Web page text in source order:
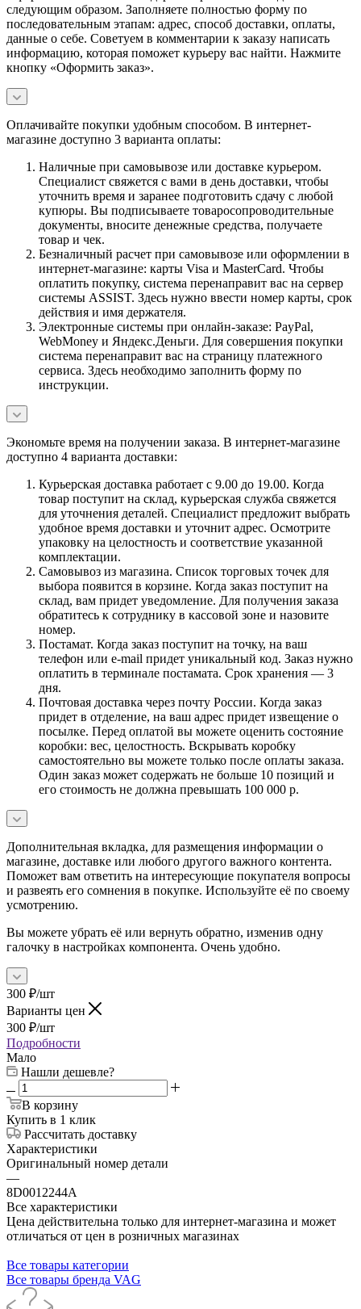
следующим образом. Заполняете полностью форму по
последовательным этапам: адрес, способ доставки, оплаты,
данные о себе. Советуем в комментарии к заказу написать
информацию, которая поможет курьеру вас найти. Нажмите
кнопку «Оформить заказ».
Оплачивайте покупки удобным способом. В интернет-
магазине доступно 3 варианта оплаты:
Наличные при самовывозе или доставке курьером.
Специалист свяжется с вами в день доставки, чтобы
уточнить время и заранее подготовить сдачу с любой
купюры. Вы подписываете товаросопроводительные
документы, вносите денежные средства, получаете
товар и чек.
Безналичный расчет при самовывозе или оформлении в
интернет-магазине: карты Visa и MasterCard. Чтобы
оплатить покупку, система перенаправит вас на сервер
системы ASSIST. Здесь нужно ввести номер карты, срок
действия и имя держателя.
Электронные системы при онлайн-заказе: PayPal,
WebMoney и Яндекс.Деньги. Для совершения покупки
система перенаправит вас на страницу платежного
сервиса. Здесь необходимо заполнить форму по
инструкции.
Экономьте время на получении заказа. В интернет-магазине
доступно 4 варианта доставки:
Курьерская доставка работает с 9.00 до 19.00. Когда
товар поступит на склад, курьерская служба свяжется
для уточнения деталей. Специалист предложит выбрать
удобное время доставки и уточнит адрес. Осмотрите
упаковку на целостность и соответствие указанной
комплектации.
Самовывоз из магазина. Список торговых точек для
выбора появится в корзине. Когда заказ поступит на
склад, вам придет уведомление. Для получения заказа
обратитесь к сотруднику в кассовой зоне и назовите
номер.
Постамат. Когда заказ поступит на точку, на ваш
телефон или e-mail придет уникальный код. Заказ нужно
оплатить в терминале постамата. Срок хранения — 3
дня.
Почтовая доставка через почту России. Когда заказ
придет в отделение, на ваш адрес придет извещение о
посылке. Перед оплатой вы можете оценить состояние
коробки: вес, целостность. Вскрывать коробку
самостоятельно вы можете только после оплаты заказа.
Один заказ может содержать не больше 10 позиций и
его стоимость не должна превышать 100 000 р.
Дополнительная вкладка, для размещения информации о
магазине, доставке или любого другого важного контента.
Поможет вам ответить на интересующие покупателя вопросы
и развеять его сомнения в покупке. Используйте её по своему
усмотрению.
Вы можете убрать её или вернуть обратно, изменив одну
галочку в настройках компонента. Очень удобно.
300 ₽/шт
Варианты цен
300 ₽/шт
Подробности
Мало
Нашли дешевле?
В корзину
Купить в 1 клик
Рассчитать доставку
Характеристики
Оригинальный номер детали
—
8D0012244A
Все характеристики
Цена действительна только для интернет-магазина и может
отличаться от цен в розничных магазинах
Все товары категории
Все товары бренда VAG